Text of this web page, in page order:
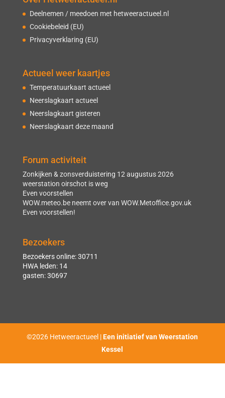
Deelnemen / meedoen met hetweeractueel.nl
Cookiebeleid (EU)
Privacyverklaring (EU)
Actueel weer kaartjes
Temperatuurkaart actueel
Neerslagkaart actueel
Neerslagkaart gisteren
Neerslagkaart deze maand
Forum activiteit
Zonkijken & zonsverduistering 12 augustus 2026
weerstation oirschot is weg
Even voorstellen
WOW.meteo.be neemt over van WOW.Metoffice.gov.uk
Even voorstellen!
Bezoekers
Bezoekers online: 30711
HWA leden: 14
gasten: 30697
©2026 Hetweeractueel |Een initiatief van Weerstation
Kessel